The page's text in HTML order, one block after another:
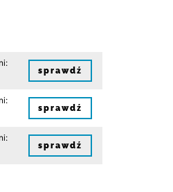
sprawdź
sprawdź
sprawdź